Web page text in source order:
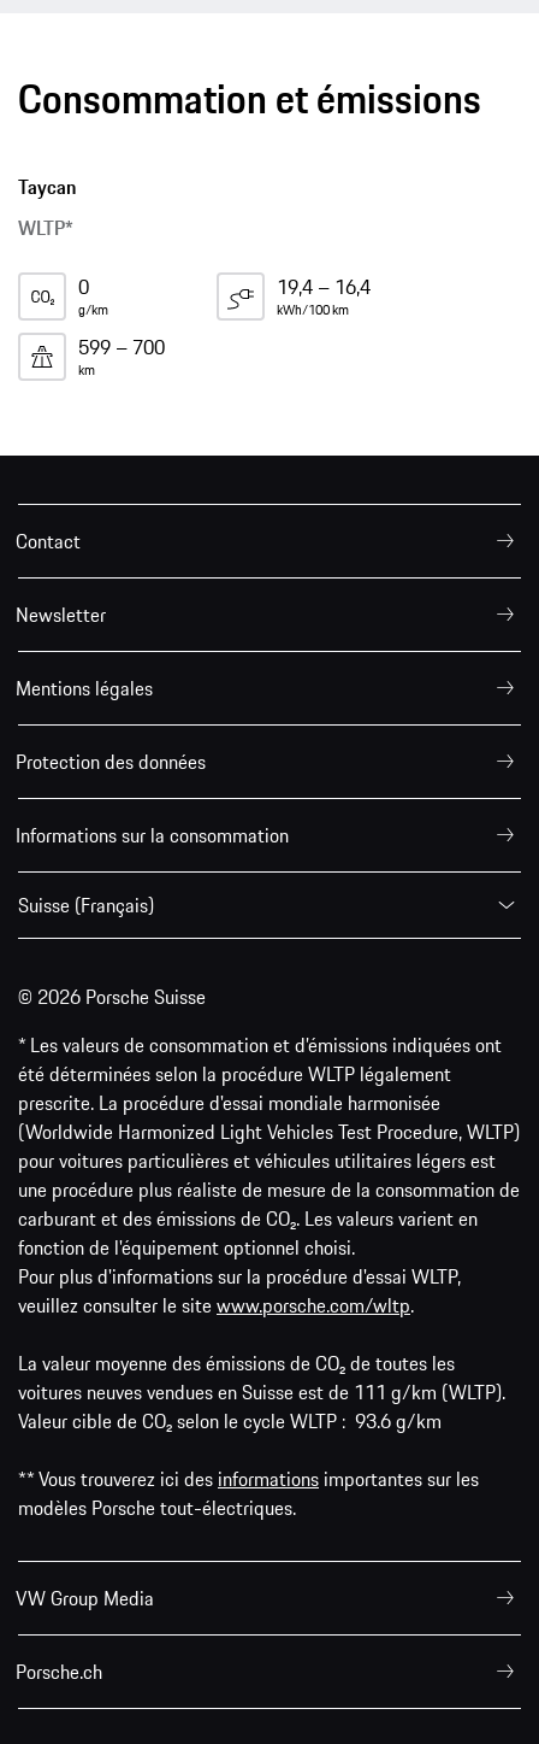
Consommation et émissions
Taycan
WLTP*
0
g/km
19,4 – 16,4
kWh/100 km
599 – 700
km
Contact
Newsletter
Mentions légales
Protection des données
Informations sur la consommation
Suisse (Français)
© 2026 Porsche Suisse
* Les valeurs de consommation et d’émissions indiquées ont
été déterminées selon la procédure WLTP légalement
prescrite. La procédure d'essai mondiale harmonisée
(Worldwide Harmonized Light Vehicles Test Procedure, WLTP)
pour voitures particulières et véhicules utilitaires légers est
une procédure plus réaliste de mesure de la consommation de
carburant et des émissions de CO₂. Les valeurs varient en
fonction de l'équipement optionnel choisi.
Pour plus d'informations sur la procédure d'essai WLTP,
veuillez consulter le sitewww.porsche.com/wltp.
La valeur moyenne des émissions de CO₂ de toutes les
voitures neuves vendues en Suisse est de 111 g/km (WLTP).
Valeur cible de CO₂ selon le cycle WLTP : 93.6 g/km
** Vous trouverez ici des informations importantes sur les
modèles Porsche tout-électriques.
VW Group Media
Porsche.ch